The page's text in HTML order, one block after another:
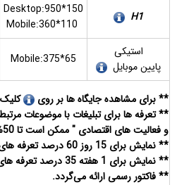
H1
Desktop:950*150
Mobile:360*110
استیکی
پایینموبایل Mobile:375*65
**برای مشاهده جایگاه ها بر روی
** تعرفه ها برای تبلیغات با موضوعات
و فعالیت های اقتصادی " ممکن است تا 50% بیشتر از تعرفه های عادی باشد.
** نمایش برای 15 روز 60 درصد تعرفه های بالا خواهد بود.
** نمایش برای 1 هفته 35 درصد تعرفه های بالا خواهد بود.
** فاکتور رسمی ارائه می‌گردد.